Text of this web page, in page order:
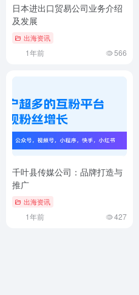
日本进出口贸易公司业务介绍
及发展
出海资讯
1年前 566
千叶县传媒公司：品牌打造与
推广
出海资讯
1年前 427